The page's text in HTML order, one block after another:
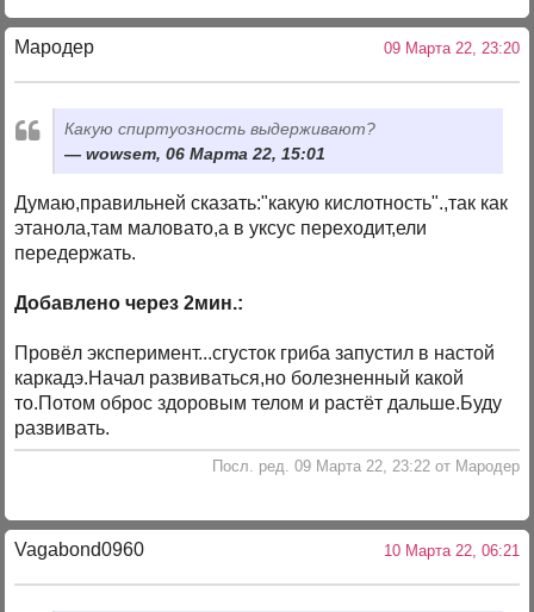
Мародер 09 Марта 22, 23:20
Какую спиртуозность выдерживают?
wowsem, 06 Марта 22, 15:01
Думаю,правильней сказать:"какую кислотность".,так как
этанола,там маловато,а в уксус переходит,ели
передержать.
Добавлено через 2мин.:
Провёл эксперимент...сгусток гриба запустил в настой
каркадэ.Начал развиваться,но болезненный какой
то.Потом оброс здоровым телом и растёт дальше.Буду
развивать.
Посл. ред. 09 Марта 22, 23:22 от Мародер
Vagabond0960 10 Марта 22, 06:21